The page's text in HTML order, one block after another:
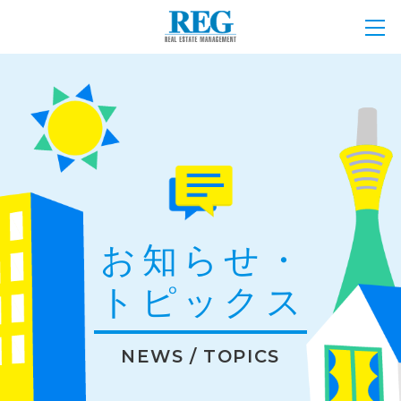
お知らせ・
トピックス
NEWS / TOPICS